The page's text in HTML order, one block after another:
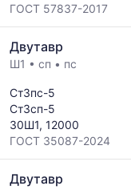
ГОСТ 57837-2017
Двутавр
Ш1 • сп • пс
Ст3пс-5
Ст3сп-5
30Ш1, 12000
ГОСТ 35087-2024
Двутавр